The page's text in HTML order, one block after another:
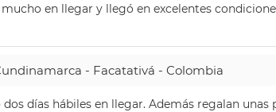
en llegar y llegó en excelentes
- Facatativá - Colombia
días hábiles en llegar. Además regalan unas